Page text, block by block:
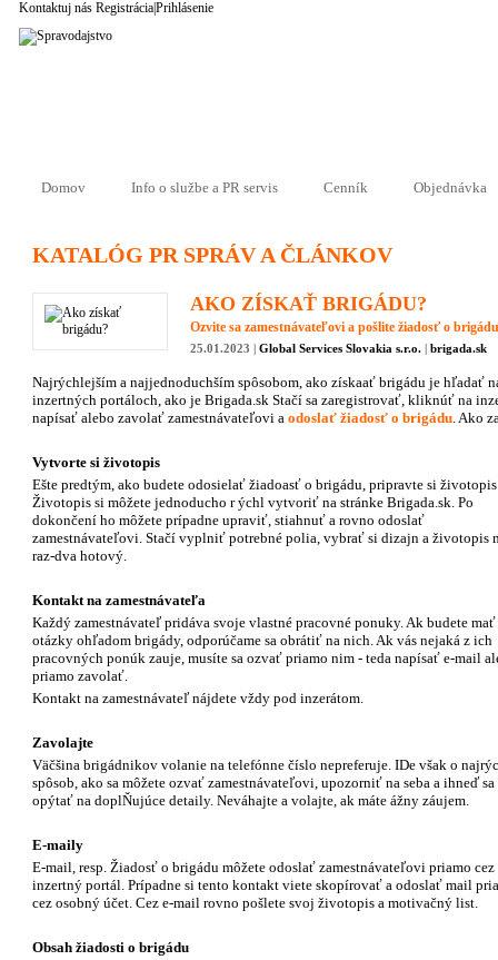
Kontaktuj nás RegistráciaPrihlásenie
Domov Info o službe a PR servis Cenník Objednávka
KATALÓG PR SPRÁV A ČLÁNKOV
AKO ZÍSKAŤ BRIGÁDU?
Ozvite sa zamestnávateľovi a pošlite žiadosť o brigádu
25.01.2023 | Global Services Slovakia s.r.o. | brigada.sk
Najrýchlejším a najjednoduchším spôsobom, ako získaať brigádu je hľadať
inzertných portáloch, ako je Brigada.sk Stačí sa zaregistrovať, kliknúť na
napísať alebo zavolať zamestnávateľovi a odoslať žiadosť o brigádu. Ako
Vytvorte si životopis
Ešte predtým, ako budete odosielať žiadoasť o brigádu, pripravte si
Životopis si môžete jednoducho r ýchl vytvoriť na stránke Brigada.sk. Po
dokončení ho môžete prípadne upraviť, stiahnuť a rovno odoslať
zamestnávateľovi. Stačí vyplniť potrebné polia, vybrať si dizajn a životopis
raz-dva hotový.
Kontakt na zamestnávateľa
Každý zamestnávateľ pridáva svoje vlastné pracovné ponuky. Ak budete mať
otázky ohľadom brigády, odporúčame sa obrátiť na nich. Ak vás nejaká z ich
pracovných ponúk zauje, musíte sa ozvať priamo nim - teda napísať e-mail
priamo zavolať.
Kontakt na zamestnávateľ nájdete vždy pod inzerátom.
Zavolajte
Väčšina brigádnikov volanie na telefónne číslo nepreferuje. IDe však o
spôsob, ako sa môžete ozvať zamestnávateľovi, upozorniť na seba a ihneď sa
opýtať na doplŇujúce detaily. Neváhajte a volajte, ak máte ážny záujem.
E-maily
E-mail, resp. Žiadosť o brigádu môžete odoslať zamestnávateľovi priamo cez
inzertný portál. Prípadne si tento kontakt viete skopírovať a odoslať mail
cez osobný účet. Cez e-mail rovno pošlete svoj životopis a motivačný list.
Obsah žiadosti o brigádu